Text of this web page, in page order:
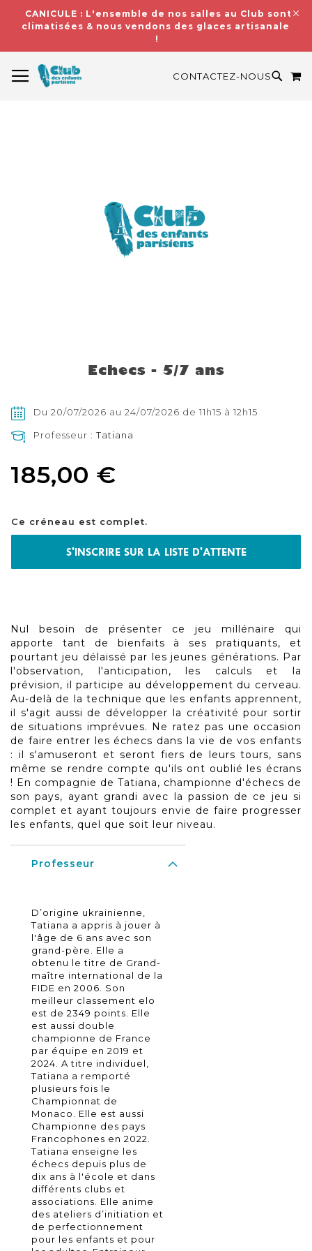
CANICULE : L'ensemble de nos salles au Club sont
climatisées & nous vendons des glaces artisanales
!
CONTACTEZ-NOUS
images
gallery
Echecs - 5/7 ans
Du 20/07/2026 au 24/07/2026 de 11h15 à 12h15
Professeur :Tatiana
185,00 €
Ce créneau est complet.
S'INSCRIRE SUR LA LISTE D'ATTENTE
Nul besoin de présenter ce jeu millénaire qui
apporte tant de bienfaits à ses pratiquants, et
pourtant jeu délaissé par les jeunes générations. Par
l'observation, l'anticipation, les calculs et la
prévision, il participe au développement du cerveau.
Au-delà de la technique que les enfants apprennent,
il s'agit aussi de développer la créativité pour sortir
de situations imprévues. Ne ratez pas une occasion
de faire entrer les échecs dans la vie de vos enfants
: il s'amuseront et seront fiers de leurs tours, sans
même se rendre compte qu'ils ont oublié les écrans
! En compagnie de Tatiana, championne d'échecs de
son pays, ayant grandi avec la passion de ce jeu si
complet et ayant toujours envie de faire progresser
les enfants, quel que soit leur niveau.
Professeur
D’origine ukrainienne,
Tatiana a appris à jouer à
l'âge de 6 ans avec son
grand-père. Elle a
obtenu le titre de Grand-
maître international de la
FIDE en 2006. Son
meilleur classement elo
est de 2349 points. Elle
est aussi double
championne de France
par équipe en 2019 et
2024. A titre individuel,
Tatiana a remporté
plusieurs fois le
Championnat de
Monaco. Elle est aussi
Championne des pays
Francophones en 2022.
Tatiana enseigne les
échecs depuis plus de
dix ans à l'école et dans
différents clubs et
associations. Elle anime
des ateliers d’initiation et
de perfectionnement
pour les enfants et pour